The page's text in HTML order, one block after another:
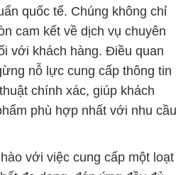
quốc tế. Chúng không chỉ
cam kết về dịch vụ chuyên
với khách hàng. Điều quan
nỗ lực cung cấp thông tin
chính xác, giúp khách
phù hợp nhất với nhu cầu
với việc cung cấp một loạt